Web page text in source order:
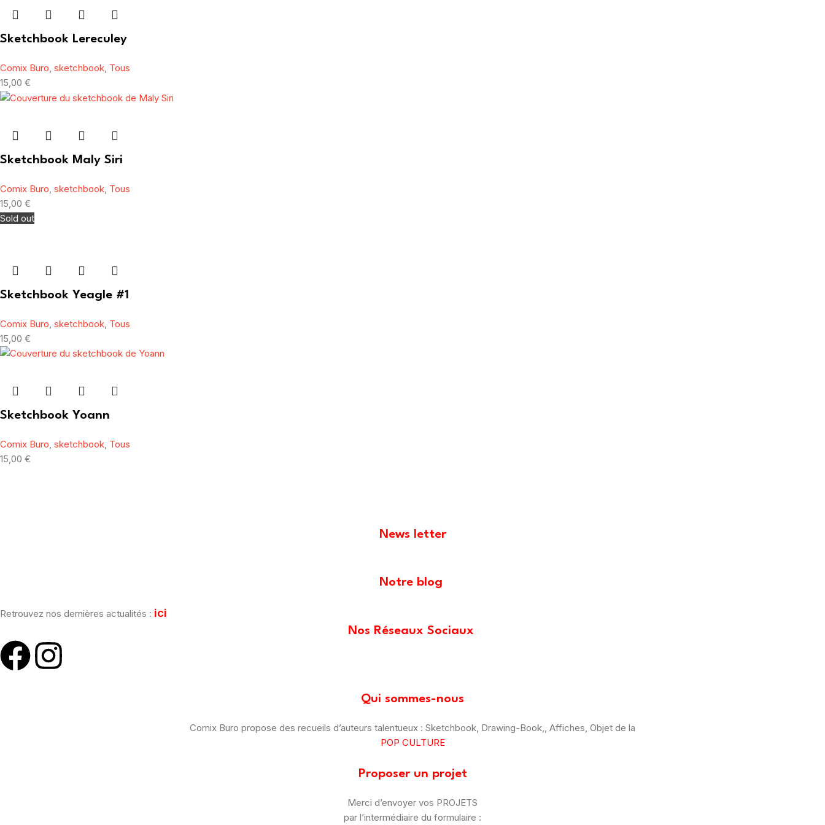
Sketchbook Lereculey
Comix Buro sketchbook Tous
15,00 €
Sketchbook Maly Siri
Comix Buro sketchbook Tous
15,00 €
Sold out
Sketchbook Yeagle #1
Comix Buro sketchbook Tous
15,00 €
Sketchbook Yoann
Comix Buro, sketchbook, Tous
15,00 €
News letter
Notre blog
Retrouvez nos dernières actualités : ici
Nos Réseaux Sociaux
Qui sommes-nous
Comix Buro propose des recueils d’auteurs talentueux : Sketchbook, Drawing-Book,, Affiches, Objet de la
POP CULTURE
Proposer un projet
Merci d’envoyer vos PROJETS
par l’intermédiaire du formulaire :